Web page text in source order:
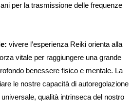
per la trasmissione delle frequenze
vivere l’esperienza Reiki orienta alla
vitale per raggiungere una grande
benessere fisico e mentale. La
le nostre capacità di autoregolazione
qualità intrinseca del nostro